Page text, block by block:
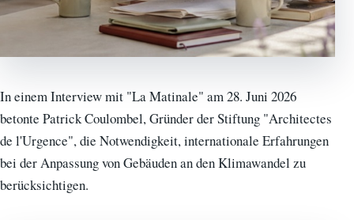
In einem Interview mit "La Matinale" am 28. Juni 2026
betonte Patrick Coulombel, Gründer der Stiftung "Architectes
de l'Urgence", die Notwendigkeit, internationale Erfahrungen
bei der Anpassung von Gebäuden an den Klimawandel zu
berücksichtigen.